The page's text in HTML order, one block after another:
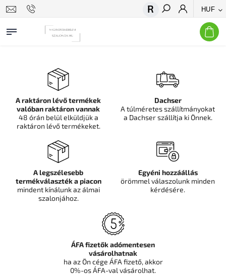
HUF
Keresés
A raktáron lévő termékek
valóban raktáron vannak
48 órán belül elküldjük a
raktáron lévő termékeket.
Dachser
A túlméretes szállítmányokat
a Dachser szállítja ki Önnek.
A legszélesebb
termékválaszték a piacon
mindent kínálunk az álmai
szalonjához.
Egyéni hozzáállás
örömmel válaszolunk minden
kérdésére.
ÁFA fizetők adómentesen
vásárolhatnak
ha az Ön cége ÁFA fizető, akkor
0%-os ÁFA-val vásárolhat.